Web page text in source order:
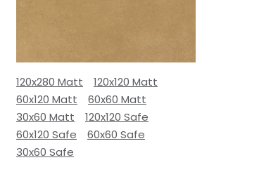
120x280 Matt
120x120 Matt
60x120 Matt
60x60 Matt
30x60 Matt
120x120 Safe
60x120 Safe
60x60 Safe
30x60 Safe